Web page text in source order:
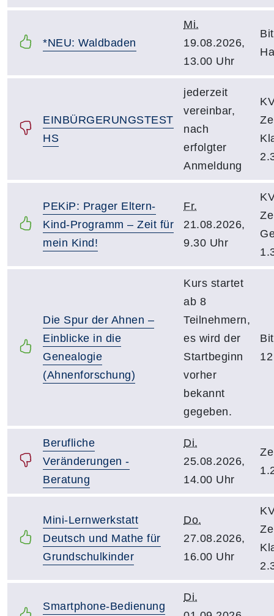
*NEU: Waldbaden
Mi.
19.08.2026,
13.00 Uhr
EINBÜRGERUNGSTEST
HS
jederzeit
vereinbar,
nach
erfolgter
Anmeldung
PEKiP: Prager Eltern-
Kind-Programm – Zeit für
mein Kind!
Fr.
21.08.2026,
9.30 Uhr
Die Spur der Ahnen –
Einblicke in die
Genealogie
(Ahnenforschung)
Kurs startet
ab 8
Teilnehmern,
es wird der
Startbeginn
vorher
bekannt
gegeben.
12
Berufliche
Veränderungen -
Beratung
Di.
25.08.2026,
14.00 Uhr
Mini-Lernwerkstatt
Deutsch und Mathe für
Grundschulkinder
Do.
27.08.2026,
16.00 Uhr
Smartphone-Bedienung
Di.